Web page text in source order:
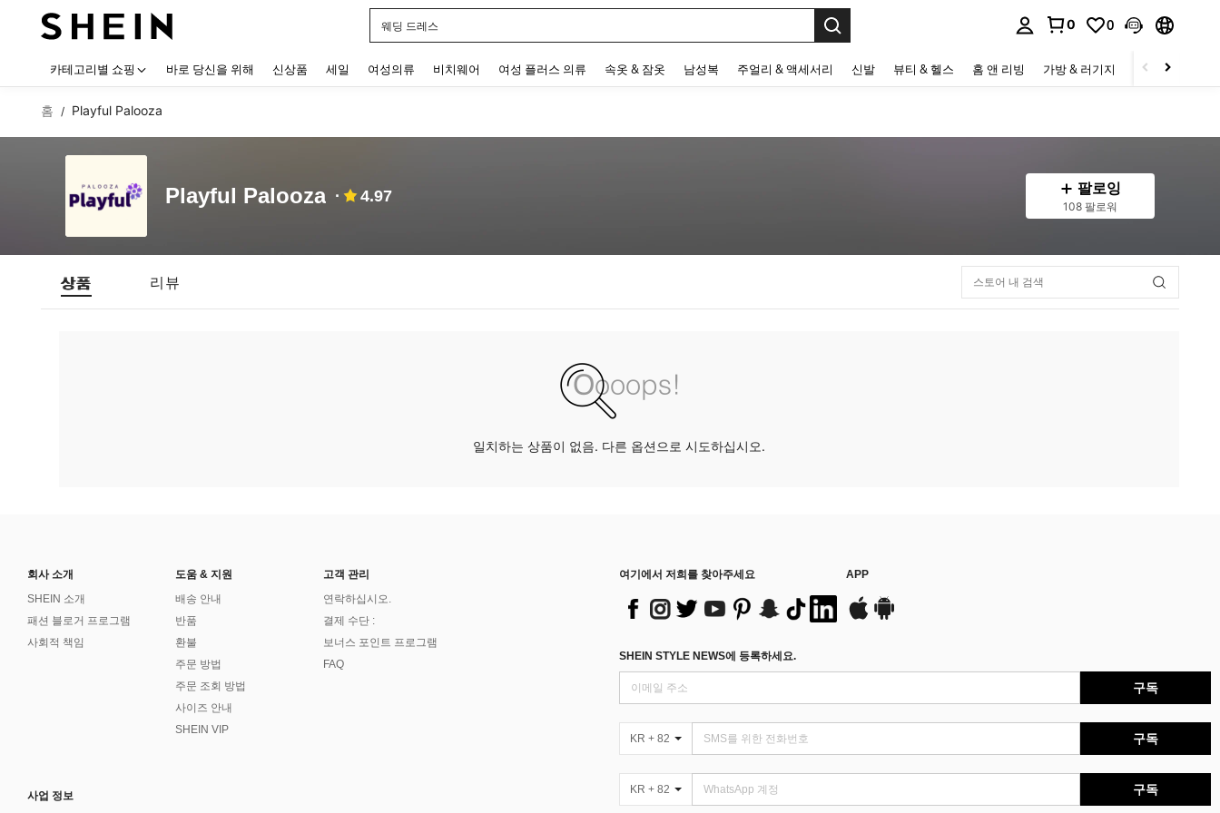
웨딩 드레스
0 0
카테고리별 쇼핑 바로 당신을 위해 신상품 세일 여성의류 비치웨어 여성 플러스 의류 속옷 & 잠옷 남성복 주얼리 & 액세서리 신발 뷰티 & 헬스 홈 앤 리빙 가방 & 러기지 스포츠 & 아웃
홈 / Playful Palooza
Playful Palooza 4.97 팔로잉
108 팔로워
상품 리뷰
일치하는 상품이 없음. 다른 옵션으로 시도하십시오.
회사 소개
SHEIN 소개
패션 블로거 프로그램
사회적 책임
도움 & 지원
배송 안내
반품
환불
주문 방법
주문 조회 방법
사이즈 안내
SHEIN VIP
고객 관리
연락하십시오.
결제 수단 :
보너스 포인트 프로그램
FAQ
사업 정보
여기에서 저희를 찾아주세요 APP
SHEIN STYLE NEWS에 등록하세요.
구독
KR + 82 구독
KR + 82 구독